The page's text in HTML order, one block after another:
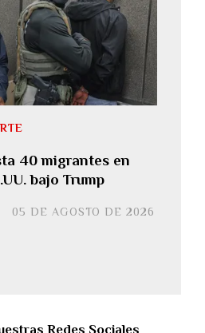
40 migrantes en
bajo Trump
05 DE AGOSTO DE 2026
Redes Sociales